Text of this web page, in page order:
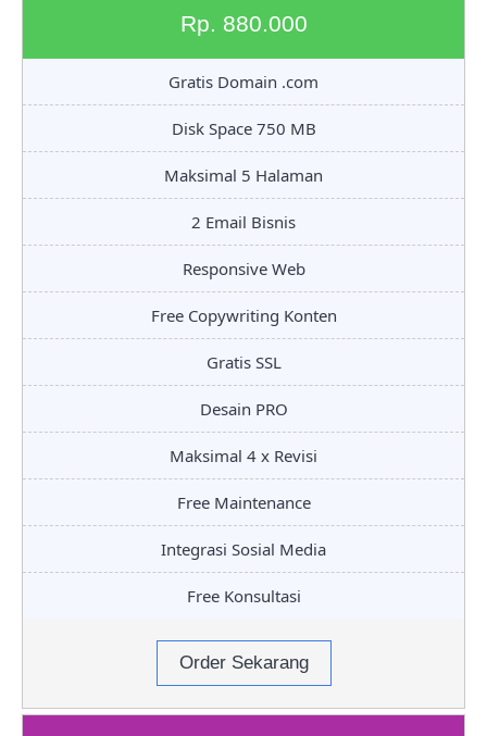
Rp. 880.000
Gratis Domain .com
Disk Space 750 MB
Maksimal 5 Halaman
2 Email Bisnis
Responsive Web
Free Copywriting Konten
Gratis SSL
Desain PRO
Maksimal 4 x Revisi
Free Maintenance
Integrasi Sosial Media
Free Konsultasi
Order Sekarang